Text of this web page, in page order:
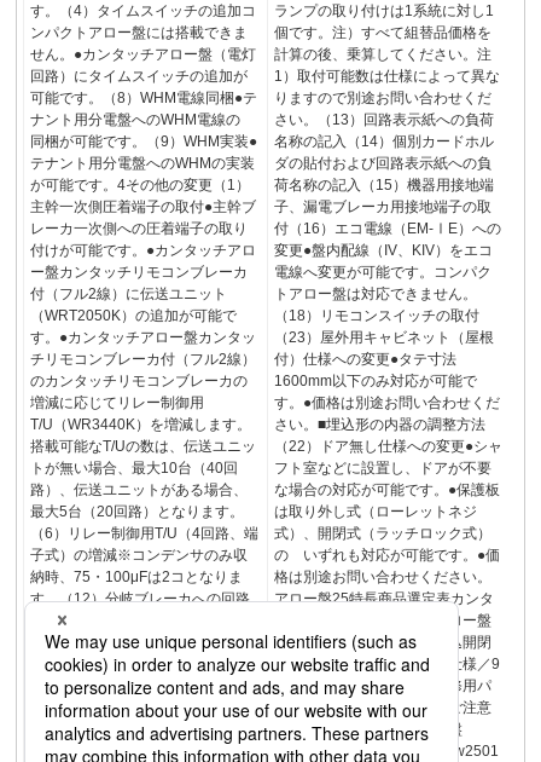
す。（4）タイムスイッチの追加コ
ンパクトアロー盤には搭載できま
せん。●カンタッチアロー盤（電灯
回路）にタイムスイッチの追加が
可能です。（8）WHM電線同梱●テ
ナント用分電盤へのWHM電線の
同梱が可能です。（9）WHM実装●
テナント用分電盤へのWHMの実装
が可能です。4その他の変更（1）
主幹一次側圧着端子の取付●主幹ブ
レーカ一次側への圧着端子の取り
付けが可能です。●カンタッチアロ
ー盤カンタッチリモコンブレーカ
付（フル2線）に伝送ユニット
（WRT2050K）の追加が可能で
す。●カンタッチアロー盤カンタッ
チリモコンブレーカ付（フル2線）
のカンタッチリモコンブレーカの
増減に応じてリレー制御用
T/U（WR3440K）を増減します。
搭載可能なT/Uの数は、伝送ユニッ
トが無い場合、最大10台（40回
路）、伝送ユニットがある場合、
最大5台（20回路）となります。
（6）リレー制御用T/U（4回路、端
子式）の増減※コンデンサのみ収
納時、75・100μFは2コとなりま
す。（12）分岐ブレーカへの回路
番号ラベル（指定仕様）の貼付25
アロー盤特長商品選定表カンタッ
チアロー盤コンパクトアロー盤カ
ンタッチ動力アロー盤引込開閉器
盤・開閉器盤組替・加工仕様／9オ
ーダー品使用機器一覧補修用パー
ツ施工・保守・点検時のご注意技
ランプの取り付けは1系統に対し1
個です。注）すべて組替品価格を
計算の後、乗算してください。注
1）取付可能数は仕様によって異な
りますので別途お問い合わせくだ
さい。（13）回路表示紙への負荷
名称の記入（14）個別カードホル
ダの貼付および回路表示紙への負
荷名称の記入（15）機器用接地端
子、漏電ブレーカ用接地端子の取
付（16）エコ電線（EM-ⅠE）への
変更●盤内配線（IV、KIV）をエコ
電線へ変更が可能です。コンパク
トアロー盤は対応できません。
（18）リモコンスイッチの取付
（23）屋外用キャビネット（屋根
付）仕様への変更●タテ寸法
1600mm以下のみ対応が可能で
す。●価格は別途お問い合わせくだ
さい。■埋込形の内器の調整方法
（22）ドア無し仕様への変更●シャ
フト室などに設置し、ドアが不要
な場合の対応が可能です。●保護板
は取り外し式（ローレットネジ
式）、開閉式（ラッチロック式）
の いずれも対応が可能です。●価
格は別途お問い合わせください。
アロー盤25特長商品選定表カンタ
ッチアロー盤コンパクトアロー盤
カンタッチ動力アロー盤引込開閉
器盤・開閉器盤組替・加工仕様／9
オーダー品使用機器一覧補修用パ
ーツ施工・保守・点検時のご注意
技術資料参考資料標準分電盤
www2.panasonic.biz/s/d26/w2501